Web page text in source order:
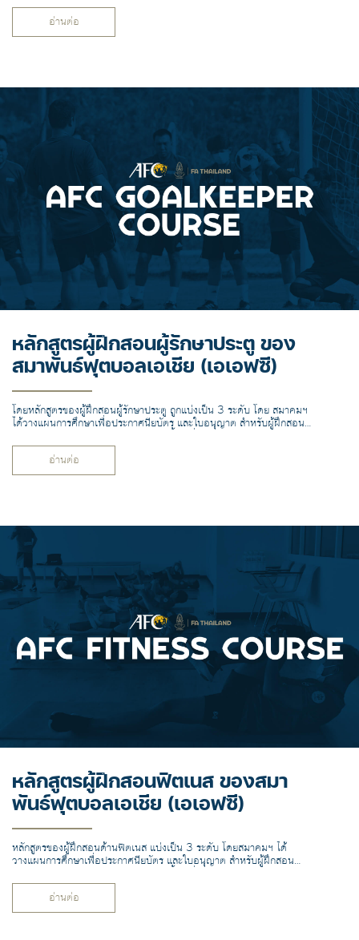
สร้างขึ้นโดยสมาชิกของ Coaching Convention
อ่านต่อ
หลักสูตรผู้ฝึกสอนผู้รักษาประตู ของ
สมาพันธ์ฟุตบอลเอเชีย (เอเอฟซี)
โดยหลักสูตรของผู้ฝึกสอนผู้รักษาประตู ถูกแบ่งเป็น 3 ระดับ โดย สมาคมฯ
ได้วางแผนการศึกษาเพื่อประกาศนียบัตร และใบอนุญาต สำหรับผู้ฝึกสอน
เฉพาะด้าน ภายในปี 2024 ตามความตั้งใจที่จะยกระดับ มาตรฐาน
ฟุตบอลไทยให้สูงขึ้น
อ่านต่อ
หลักสูตรผู้ฝึกสอนฟิตเนส ของสมา
พันธ์ฟุตบอลเอเชีย (เอเอฟซี)
หลักสูตรของผู้ฝึกสอนด้านฟิตเนส แบ่งเป็น 3 ระดับ โดยสมาคมฯ ได้
วางแผนการศึกษาเพื่อประกาศนียบัตร และใบอนุญาต สำหรับผู้ฝึกสอน
ฟุตบอลไทยให้สูงขึ้น
อ่านต่อ